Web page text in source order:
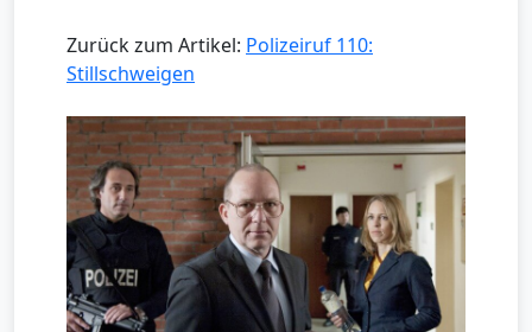
Zurück zum Artikel: Polizeiruf 110:
Stillschweigen